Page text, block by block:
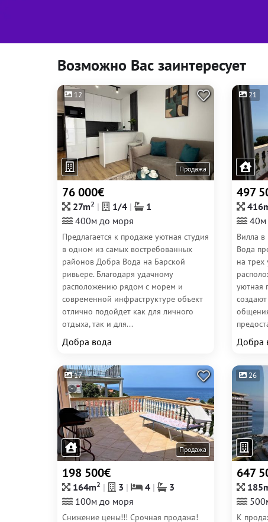
Возможно Вас заинтересует
12
Продажа
76 000€
27m2 1/4
1
400м до моря
Предлагается к продаже уютная студия
в одном из самых востребованных
районов Добра Вода на Барской
ривьере. Благодаря удачному
расположению рядом с морем и
современной инфраструктуре объект
отлично подойдет как для личного
отдыха, так и для...
Добра вода
21
497
40м
Вилла
Вода
на трех
уютная
Добра
17
Продажа
198 500€
164m2 3 4
3
100м до моря
Снижение цены!!! Срочная продажа!
26
647
К